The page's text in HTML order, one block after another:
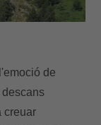
de
descans
creuar